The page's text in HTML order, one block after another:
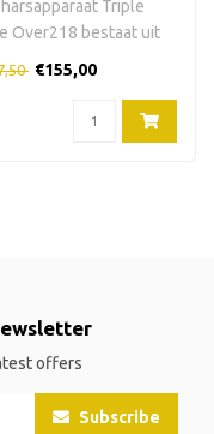
Triple
Over218 bestaat uit
e..
€155,00
offers
Subscribe